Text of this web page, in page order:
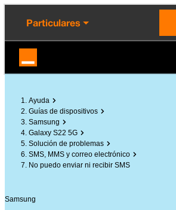
principal
la página
Particulares
Ayuda
Guías de dispositivos
Samsung
Galaxy S22 5G
Solución de problemas
SMS, MMS y correo electrónico
No puedo enviar ni recibir SMS
Samsung